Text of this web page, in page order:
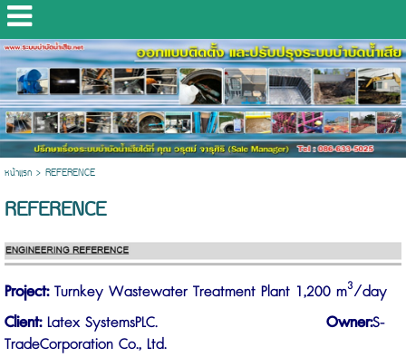
หน้าแรก> REFERENCE
REFERENCE
Project: Turnkey Wastewater Treatment Plant 1,200 m3/day
Client: Latex SystemsPLC. Owner:S-
TradeCorporation Co., Ltd.